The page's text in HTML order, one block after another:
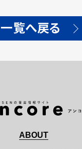
一覧へ戻る
ABOUT